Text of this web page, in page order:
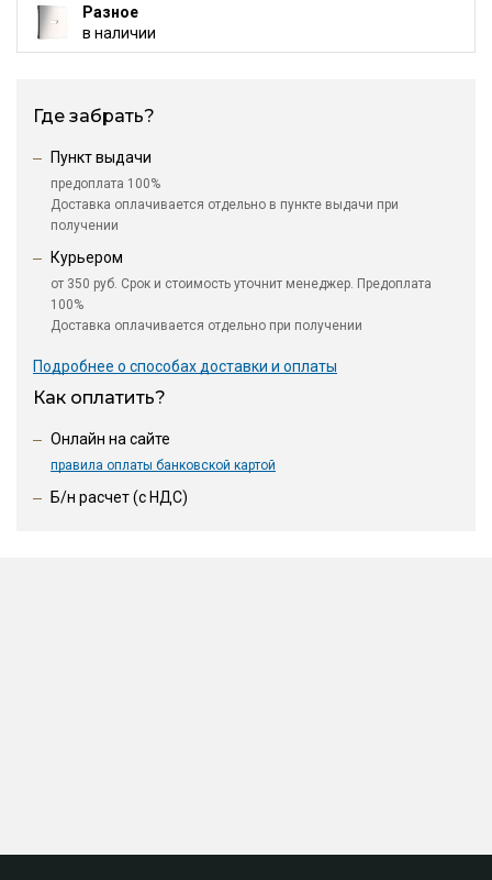
Разное
в наличии
Где забрать?
Пункт выдачи
предоплата 100%
Доставка оплачивается отдельно в пункте выдачи при
получении
Курьером
от 350 руб. Срок и стоимость уточнит менеджер. Предоплата
100%
Доставка оплачивается отдельно при получении
Подробнее о способах доставки и оплаты
Как оплатить?
Онлайн на сайте
правила оплаты банковской картой
Б/н расчет (c НДС)